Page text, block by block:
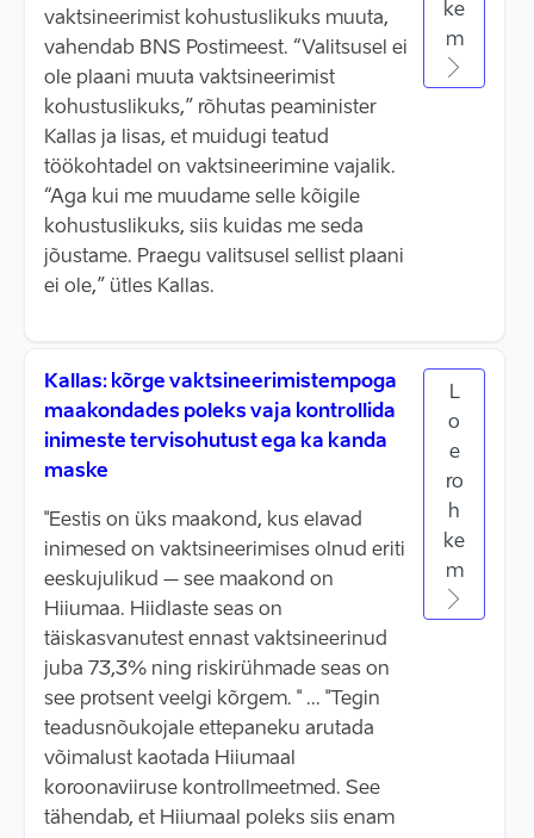
vaktsineerimist kohustuslikuks muuta,
vahendab BNS Postimeest. “Valitsusel ei
ole plaani muuta vaktsineerimist
kohustuslikuks,” rõhutas peaminister
Kallas ja lisas, et muidugi teatud
töökohtadel on vaktsineerimine vajalik.
“Aga kui me muudame selle kõigile
kohustuslikuks, siis kuidas me seda
jõustame. Praegu valitsusel sellist plaani
ei ole,” ütles Kallas.
ke
m
Kallas: kõrge vaktsineerimistempoga
maakondades poleks vaja kontrollida
inimeste tervisohutust ega ka kanda
maske
"Eestis on üks maakond, kus elavad
inimesed on vaktsineerimises olnud eriti
eeskujulikud – see maakond on
Hiiumaa. Hiidlaste seas on
täiskasvanutest ennast vaktsineerinud
juba 73,3% ning riskirühmade seas on
see protsent veelgi kõrgem. " ... "Tegin
teadusnõukojale ettepaneku arutada
võimalust kaotada Hiiumaal
koroonaviiruse kontrollmeetmed. See
tähendab, et Hiiumaal poleks siis enam
L
o
e
ro
h
ke
m